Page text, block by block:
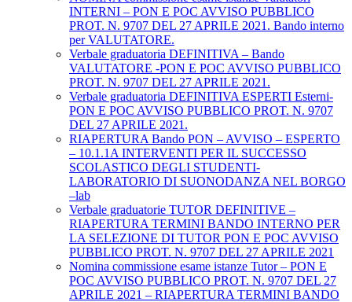
INTERNI – PON E POC AVVISO PUBBLICO
PROT. N. 9707 DEL 27 APRILE 2021. Bando interno
per VALUTATORE.
Verbale graduatoria DEFINITIVA – Bando
VALUTATORE -PON E POC AVVISO PUBBLICO
PROT. N. 9707 DEL 27 APRILE 2021.
Verbale graduatoria DEFINITIVA ESPERTI Esterni-
PON E POC AVVISO PUBBLICO PROT. N. 9707
DEL 27 APRILE 2021.
RIAPERTURA Bando PON – AVVISO – ESPERTO
– 10.1.1A INTERVENTI PER IL SUCCESSO
SCOLASTICO DEGLI STUDENTI-
LABORATORIO DI SUONODANZA NEL BORGO
–lab
Verbale graduatorie TUTOR DEFINITIVE –
RIAPERTURA TERMINI BANDO INTERNO PER
LA SELEZIONE DI TUTOR PON E POC AVVISO
PUBBLICO PROT. N. 9707 DEL 27 APRILE 2021
Nomina commissione esame istanze Tutor – PON E
POC AVVISO PUBBLICO PROT. N. 9707 DEL 27
APRILE 2021 – RIAPERTURA TERMINI BANDO